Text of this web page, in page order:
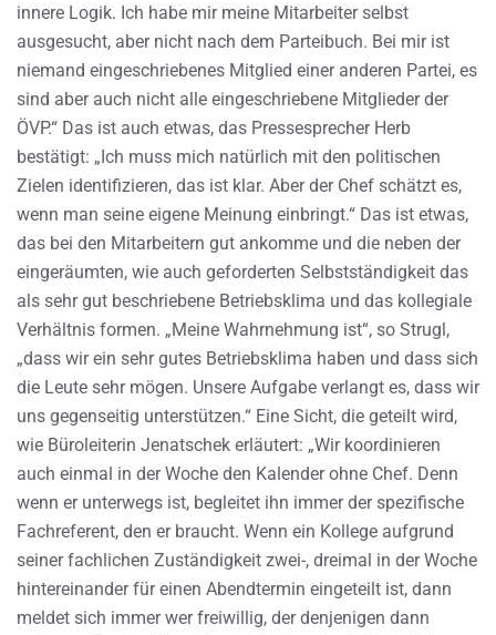
innere Logik. Ich habe mir meine Mitarbeiter selbst
ausgesucht, aber nicht nach dem Parteibuch. Bei mir ist
niemand eingeschriebenes Mitglied einer anderen Partei, es
sind aber auch nicht alle eingeschriebene Mitglieder der
ÖVP.“ Das ist auch etwas, das Pressesprecher Herb
bestätigt: „Ich muss mich natürlich mit den politischen
Zielen identifizieren, das ist klar. Aber der Chef schätzt es,
wenn man seine eigene Meinung einbringt.“ Das ist etwas,
das bei den Mitarbeitern gut ankomme und die neben der
eingeräumten, wie auch geforderten Selbstständigkeit das
als sehr gut beschriebene Betriebsklima und das kollegiale
Verhältnis formen. „Meine Wahrnehmung ist“, so Strugl,
„dass wir ein sehr gutes Betriebsklima haben und dass sich
die Leute sehr mögen. Unsere Aufgabe verlangt es, dass wir
uns gegenseitig unterstützen.“ Eine Sicht, die geteilt wird,
wie Büroleiterin Jenatschek erläutert: „Wir koordinieren
auch einmal in der Woche den Kalender ohne Chef. Denn
wenn er unterwegs ist, begleitet ihn immer der spezifische
Fachreferent, den er braucht. Wenn ein Kollege aufgrund
seiner fachlichen Zuständigkeit zwei-, dreimal in der Woche
hintereinander für einen Abendtermin eingeteilt ist, dann
meldet sich immer wer freiwillig, der denjenigen dann